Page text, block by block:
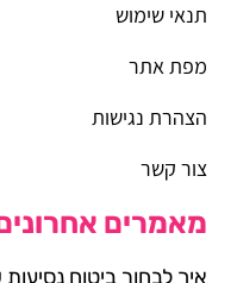
תנאי שימוש
מפת אתר
הצהרת נגישות
צור קשר
מאמרים
איך לבחור ביטוח